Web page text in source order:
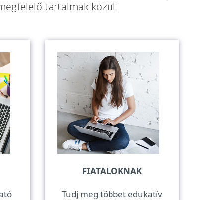
tartalmak közül:
FIATALOKNAK
Tudj meg többet edukatív